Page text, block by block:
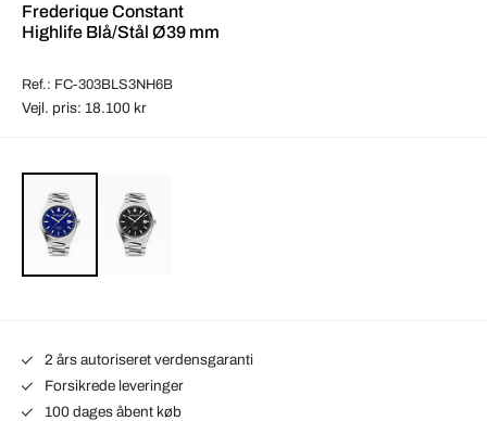
Frederique Constant
Highlife Blå/Stål Ø39 mm
Ref.: FC-303BLS3NH6B
Vejl. pris: 18.100 kr
2 års autoriseret verdensgaranti
Forsikrede leveringer
100 dages åbent køb